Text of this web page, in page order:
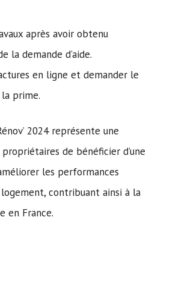
après avoir obtenu
la demande d’aide.
en ligne et demander le
prime.
2024 représente une
de bénéficier d’une
les performances
contribuant ainsi à la
en France.